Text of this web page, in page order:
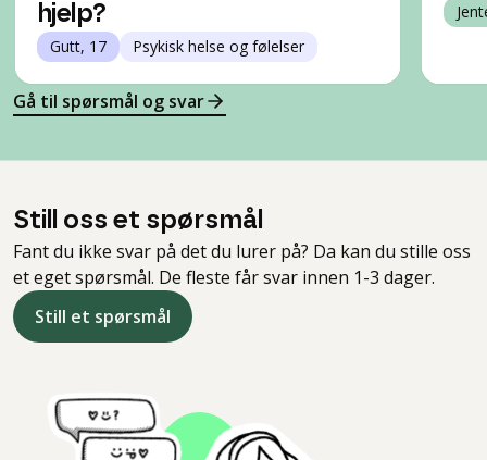
hjelp?
Gutt, 17 Psykisk helse og følelser
Gå til spørsmål og svar
Still oss et spørsmål
Fant du ikke svar på det du lurer på? Da kan du stille oss
et eget spørsmål. De fleste får svar innen 1-3 dager.
Still et spørsmål